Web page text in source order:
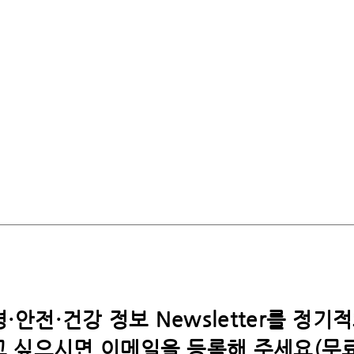
·안전·건강 정보 Newsletter를 정기
싶으시면​ 이메일을 등록해 주세요(무